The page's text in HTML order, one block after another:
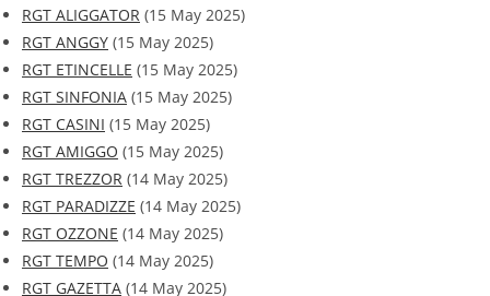
RGT ALIGGATOR (15 May 2025)
RGT ANGGY (15 May 2025)
RGT ETINCELLE (15 May 2025)
RGT SINFONIA (15 May 2025)
RGT CASINI (15 May 2025)
RGT AMIGGO (15 May 2025)
RGT TREZZOR (14 May 2025)
RGT PARADIZZE (14 May 2025)
RGT OZZONE (14 May 2025)
RGT TEMPO (14 May 2025)
RGT GAZETTA (14 May 2025)